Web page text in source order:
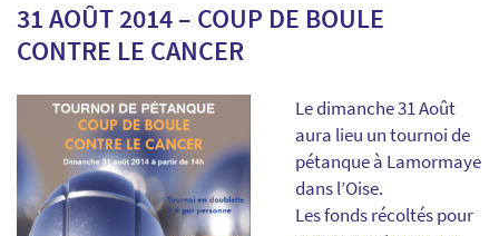
31 AOÛT 2014 – COUP DE BOULE
CONTRE LE CANCER
Le dimanche 31 Août
aura lieu un tournoi de
pétanque à Lamormaye
dans l’Oise.
Les fonds récoltés pour